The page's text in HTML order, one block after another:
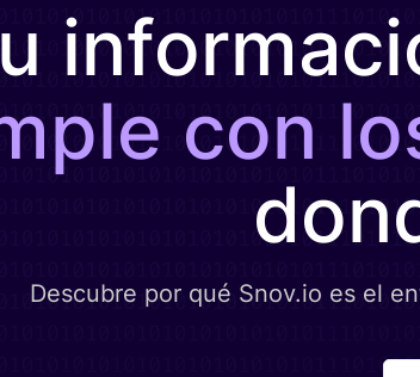
con
Descubre por qué Snov.io es el